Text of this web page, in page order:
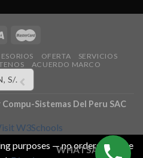
OFERTA
SERVICIOS
ACUERDO MARCO
S/.
Compu-Sistemas Del Peru SAC
W3Schools
purposes — no orders shall be
WHATSAPP